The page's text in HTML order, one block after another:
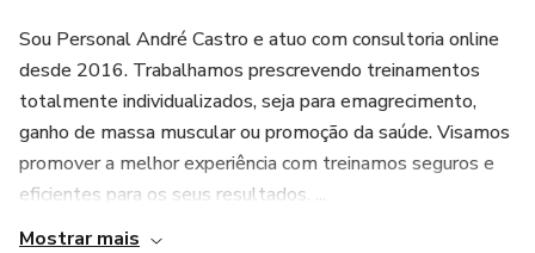
Sou Personal André Castro e atuo com consultoria online
desde 2016. Trabalhamos prescrevendo treinamentos
totalmente individualizados, seja para emagrecimento,
ganho de massa muscular ou promoção da saúde. Visamos
promover a melhor experiência com treinamos seguros e
eficientes para os seus resultados. ...
Mostrar mais